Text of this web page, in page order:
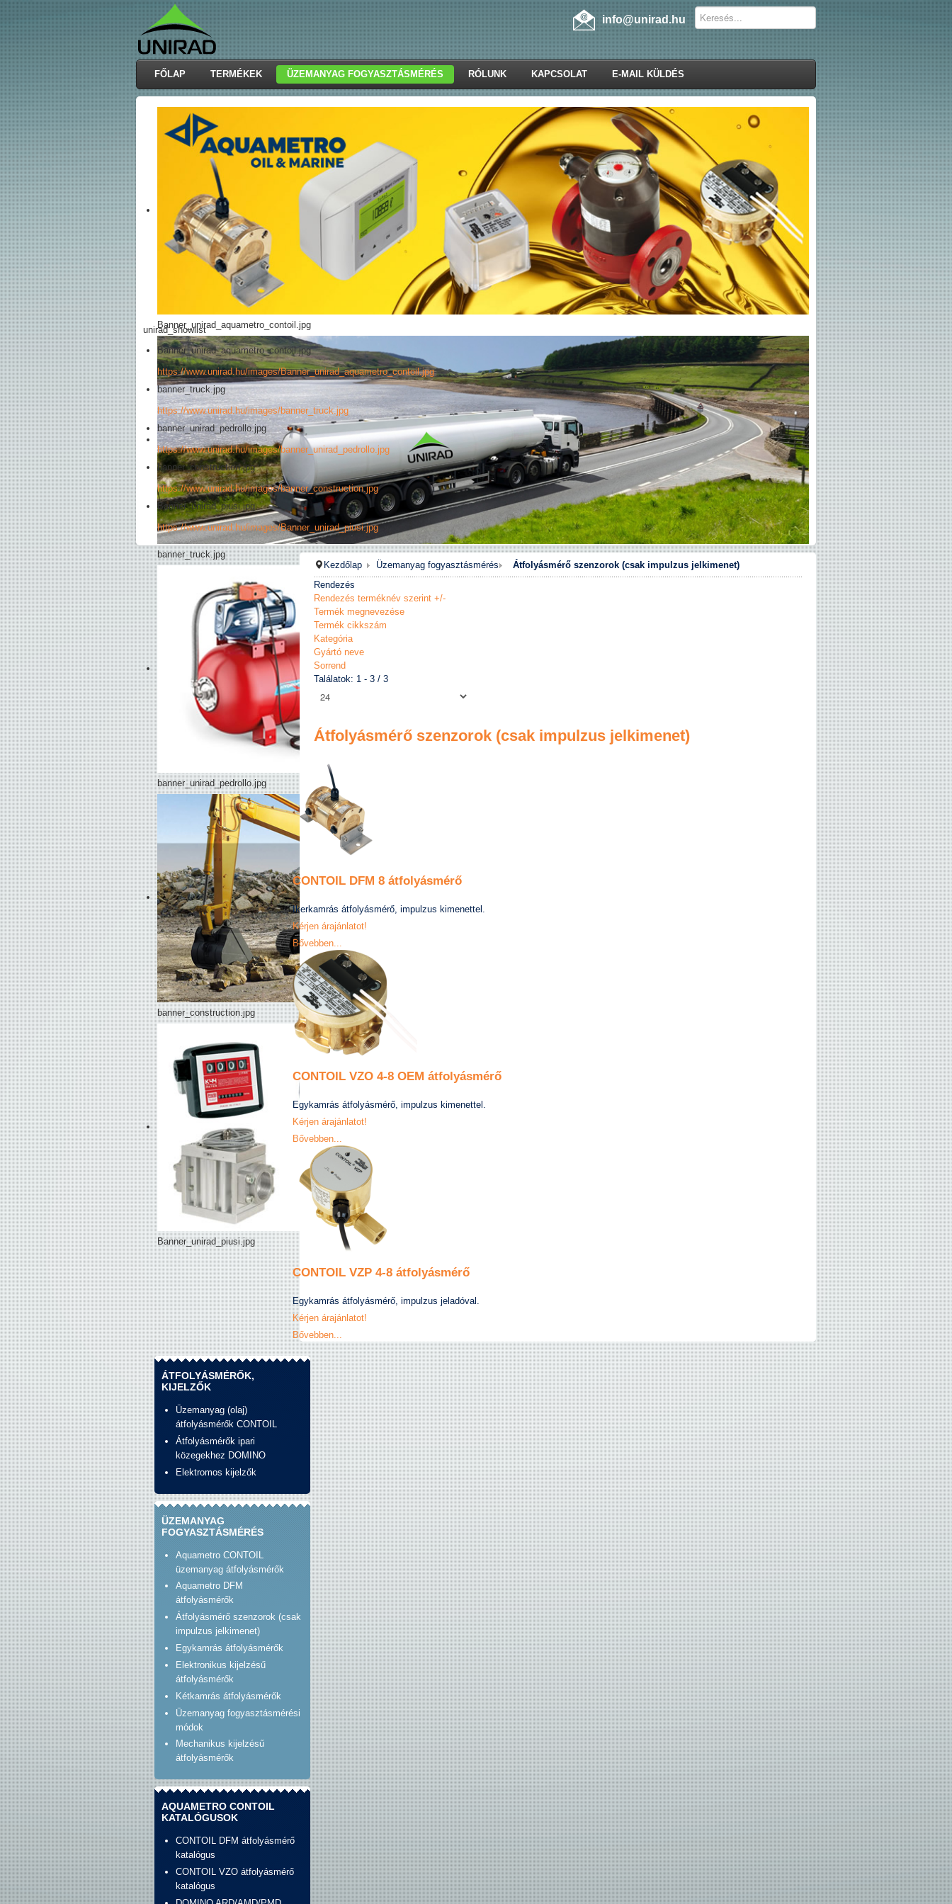
info@unirad.hu
FŐLAP TERMÉKEK ÜZEMANYAG FOGYASZTÁSMÉRÉS RÓLUNK KAPCSOLAT E-MAIL KÜLDÉS
Banner_unirad_aquametro_contoil.jpg
banner_truck.jpg
banner_unirad_pedrollo.jpg
banner_construction.jpg
Banner_unirad_piusi.jpg
unirad_showlist
Banner_unirad_aquametro_contoil.jpg
https://www.unirad.hu/images/Banner_unirad_aquametro_contoil.jpg
banner_truck.jpg
https://www.unirad.hu/images/banner_truck.jpg
banner_unirad_pedrollo.jpg
https://www.unirad.hu/images/banner_unirad_pedrollo.jpg
banner_construction.jpg
https://www.unirad.hu/images/banner_construction.jpg
Banner_unirad_piusi.jpg
https://www.unirad.hu/images/Banner_unirad_piusi.jpg
Kezdőlap Üzemanyag fogyasztásmérés
Átfolyásmérő szenzorok (csak impulzus jelkimenet)
Rendezés
Rendezés terméknév szerint +/-
Termék megnevezése
Termék cikkszám
Kategória
Gyártó neve
Sorrend
Találatok: 1 - 3 / 3
Átfolyásmérő szenzorok (csak impulzus jelkimenet)
CONTOIL DFM 8 átfolyásmérő
Ikerkamrás átfolyásmérő, impulzus kimenettel.
Kérjen árajánlatot!
Bővebben...
CONTOIL VZO 4-8 OEM átfolyásmérő
Egykamrás átfolyásmérő, impulzus kimenettel.
Kérjen árajánlatot!
Bővebben...
CONTOIL VZP 4-8 átfolyásmérő
Egykamrás átfolyásmérő, impulzus jeladóval.
Kérjen árajánlatot!
Bővebben...
ÁTFOLYÁSMÉRŐK,
KIJELZŐK
Üzemanyag (olaj)
átfolyásmérők CONTOIL
Átfolyásmérők ipari
közegekhez DOMINO
Elektromos kijelzők
ÜZEMANYAG
FOGYASZTÁSMÉRÉS
Aquametro CONTOIL
üzemanyag átfolyásmérők
Aquametro DFM
átfolyásmérők
Átfolyásmérő szenzorok (csak
impulzus jelkimenet)
Egykamrás átfolyásmérők
Elektronikus kijelzésű
átfolyásmérők
Kétkamrás átfolyásmérők
Üzemanyag fogyasztásmérési
módok
Mechanikus kijelzésű
átfolyásmérők
AQUAMETRO CONTOIL
KATALÓGUSOK
CONTOIL DFM átfolyásmérő
katalógus
CONTOIL VZO átfolyásmérő
katalógus